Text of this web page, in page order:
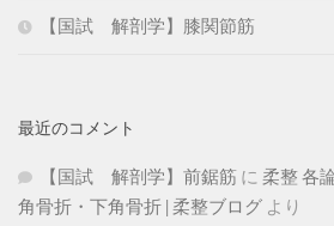
【国試 解剖学】膝関節筋
最近のコメント
【国試 解剖学】前鋸筋 に 柔整 各
角骨折・下角骨折 | 柔整ブログ より